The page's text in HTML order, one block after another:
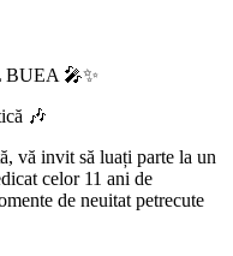
🎤✨
🎶
vă invit să luați parte la un
celor 11 ani de
de neuitat petrecute